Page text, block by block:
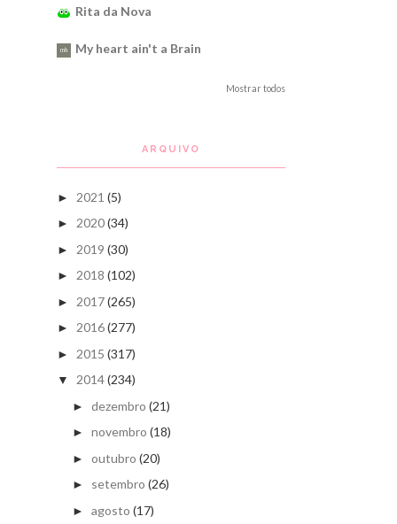
Rita da Nova
My heart ain't a Brain
Mostrar todos
ARQUIVO
► 2021 (5)
► 2020(34)
► 2019 (30)
► 2018 (102)
► 2017(265)
► 2016(277)
► 2015 (317)
▼ 2014(234)
► dezembro (21)
► novembro (18)
► outubro (20)
► setembro (26)
► agosto (17)